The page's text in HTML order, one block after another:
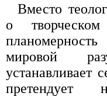
Вместо
о творческом
мировой
устанавливает
претендует